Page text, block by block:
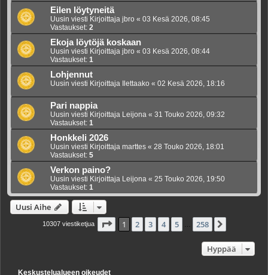
Eilen löytyneitä
Uusin viesti Kirjoittaja jbro « 03 Kesä 2026, 08:45
Vastaukset: 2
Ekoja löytöjä koskaan
Uusin viesti Kirjoittaja jbro « 03 Kesä 2026, 08:44
Vastaukset: 1
Lohjennut
Uusin viesti Kirjoittaja Ilettaako « 02 Kesä 2026, 18:16
Pari nappia
Uusin viesti Kirjoittaja Leijona « 31 Touko 2026, 09:32
Vastaukset: 1
Honkkeli 2026
Uusin viesti Kirjoittaja marttes « 28 Touko 2026, 18:01
Vastaukset: 5
Verkon paino?
Uusin viesti Kirjoittaja Leijona « 25 Touko 2026, 19:50
Vastaukset: 1
Uusi Aihe
10307 viestiketjua Sivu /258
1 2 3 4 5 258
Hyppää
Keskustelualueen oikeudet